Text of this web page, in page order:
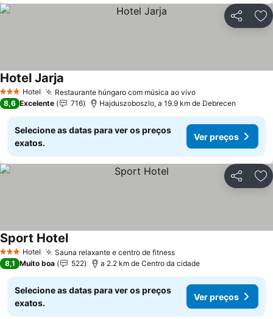
Partilhar
3 EstrelasHotel Restaurante húngaro com música ao vivoVer preços
Hotel Jarja
8,6 Excelente 716 Hajduszoboszlo, a 19.9 km de Debrecen
Selecione as datas para ver os preços
exatos.
Ver preços
Partilhar
3 EstrelasHotel Sauna relaxante e centro de fitnessVer preços
Sport HotelVer preços
8,1 Muito boa 522 a 2.2 km de Centro da cidade
Selecione as datas para ver os preços
exatos.
Ver preços